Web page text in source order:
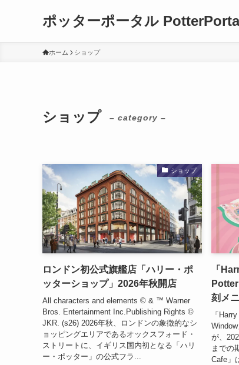
ポッターポータル
ホーム ショップ
ショップ – category –
ショップ
ロンドン初公式旗艦店「ハリー・ポ
ッターショップ」2026年秋開店
All characters and elements © & ™ Warner
Bros. Entertainment Inc.Publishing Rights ©
JKR. (s26) 2026年秋、ロンドンの象徴的なシ
ョッピングエリアであるオックスフォード・
ストリートに、イギリス国内初となる「ハリ
ー・ポッター」の公式フラ...
「
刻メ
「
が、
までの
Cafe」